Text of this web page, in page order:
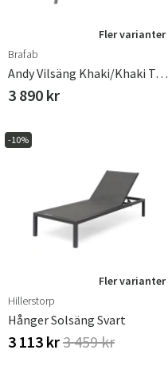
Fler varianter
Brafab
Andy Vilsäng Khaki/khaki Teak
3 890 kr
-10%
Fler varianter
Hillerstorp
Hånger Solsäng Svart
3 113 kr3 459 kr